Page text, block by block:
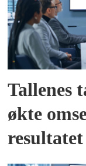
Tallenes
økte
resultatet